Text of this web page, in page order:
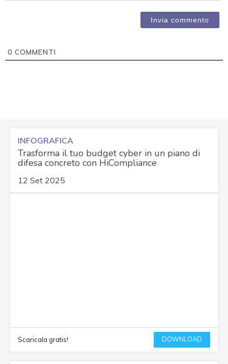
0 COMMENTI
INFOGRAFICA
Trasforma il tuo budget cyber in un piano di
difesa concreto con HiCompliance
12 Set 2025
Scaricala gratis! DOWNLOAD